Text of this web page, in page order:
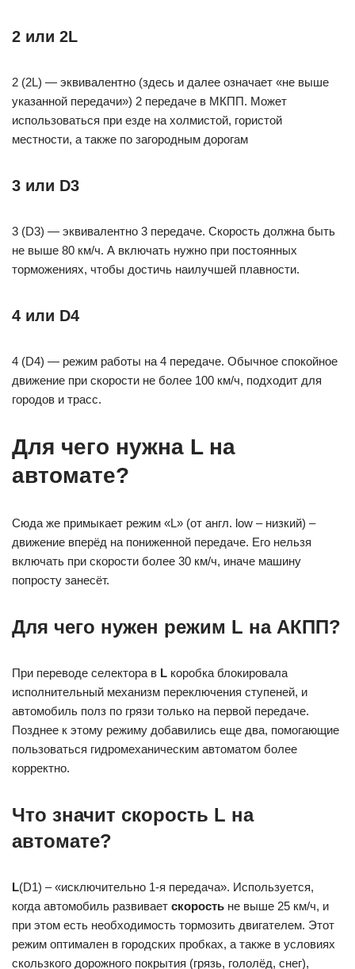
2 или 2L
2 (2L) — эквивалентно (здесь и далее означает «не выше
указанной передачи») 2 передаче в МКПП. Может
использоваться при езде на холмистой, гористой
местности, а также по загородным дорогам
3 или D3
3 (D3) — эквивалентно 3 передаче. Скорость должна быть
не выше 80 км/ч. А включать нужно при постоянных
торможениях, чтобы достичь наилучшей плавности.
4 или D4
4 (D4) — режим работы на 4 передаче. Обычное спокойное
движение при скорости не более 100 км/ч, подходит для
городов и трасс.
Для чего нужна L на
автомате?
Сюда же примыкает режим «L» (от англ. low – низкий) –
движение вперёд на пониженной передаче. Его нельзя
включать при скорости более 30 км/ч, иначе машину
попросту занесёт.
Для чего нужен режим L на АКПП?
При переводе селектора в L коробка блокировала
исполнительный механизм переключения ступеней, и
автомобиль полз по грязи только на первой передаче.
Позднее к этому режиму добавились еще два, помогающие
пользоваться гидромеханическим автоматом более
корректно.
Что значит скорость L на
автомате?
L(D1) – «исключительно 1-я передача». Используется,
когда автомобиль развивает скорость не выше 25 км/ч, и
при этом есть необходимость тормозить двигателем. Этот
режим оптимален в городских пробках, а также в условиях
скользкого дорожного покрытия (грязь, гололёд, снег),